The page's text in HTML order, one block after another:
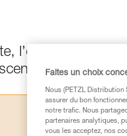
l’élongation des
en
Faites un choix
Nous (PETZL
assurer du bon
notre trafic. Nous
partenaires analytiques,
vous les acceptez, nos